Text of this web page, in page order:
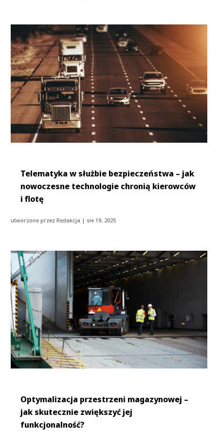
Telematyka w służbie bezpieczeństwa – jak
nowoczesne technologie chronią kierowców
i flotę
utworzone przezRedakcja | sie 19, 2025
Optymalizacja przestrzeni magazynowej –
jak skutecznie zwiększyć jej
funkcjonalność?